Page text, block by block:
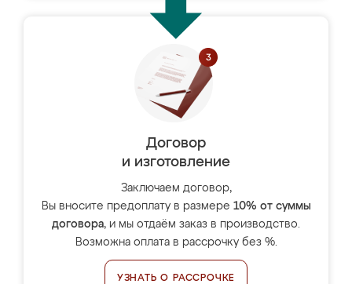
Договор
и изготовление
Заключаем договор,
Вы вносите предоплату в размере 10% от суммы
договора, и мы отдаём заказ в производство.
Возможна оплата в рассрочку без %.
УЗНАТЬ О РАССРОЧКЕ